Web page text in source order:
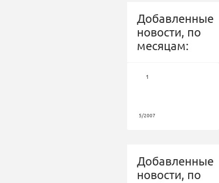
Добавленные
новости, по
месяцам:
1
5/2007
Добавленные
новости, по